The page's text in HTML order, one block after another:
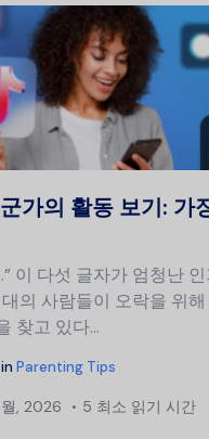
가의 활동 보기: 가
이 다섯 글자가 엄청난
의 사람들이 오락을 위해
찾고 있다…
in Parenting Tips
, 2026 5 최소 읽기 시간